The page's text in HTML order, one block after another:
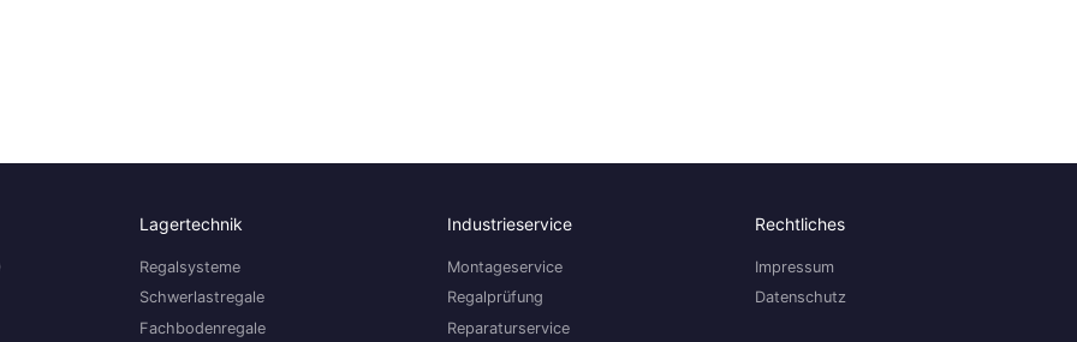
Lagertechnik
Regalsysteme
Schwerlastregale
Fachbodenregale
Industrieservice
Montageservice
Regalprüfung
Reparaturservice
Rechtliches
Impressum
Datenschutz